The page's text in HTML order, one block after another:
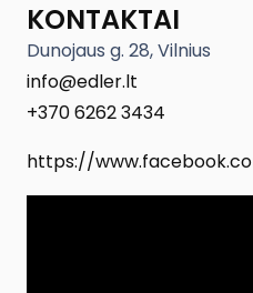
KONTAKTAI
Dunojaus g. 28, Vilnius
info@edler.lt
+370 6262 3434
https://